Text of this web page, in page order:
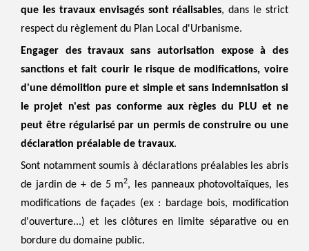
que les travaux envisagés sont réalisables, dans le strict
respect du règlement du Plan Local d'Urbanisme.
Engager des travaux sans autorisation expose à des
sanctions et fait courir le risque de modifications, voire
d'une démolition pure et simple et sans indemnisation si
le projet n'est pas conforme aux règles du PLU et ne
peut être régularisé par un permis de construire ou une
déclaration préalable de travaux.
Sont notamment soumis à déclarations préalables les abris
de jardin de + de 5 m2, les panneaux photovoltaïques, les
modifications de façades (ex : bardage bois, modification
d'ouverture...) et les clôtures en limite séparative ou en
bordure du domaine public.